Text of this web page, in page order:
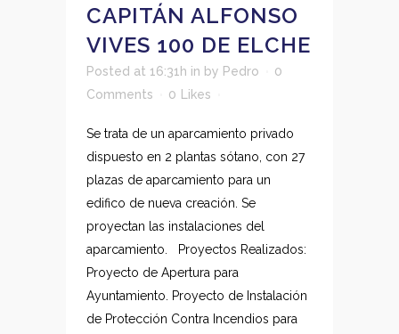
CAPITÁN ALFONSO
VIVES 100 DE ELCHE
Posted at 16:31h in by Pedro
0
Comments
0 Likes
Se trata de un aparcamiento privado
dispuesto en 2 plantas sótano, con 27
plazas de aparcamiento para un
edifico de nueva creación. Se
proyectan las instalaciones del
aparcamiento. Proyectos Realizados:
Proyecto de Apertura para
Ayuntamiento. Proyecto de Instalación
de Protección Contra Incendios para